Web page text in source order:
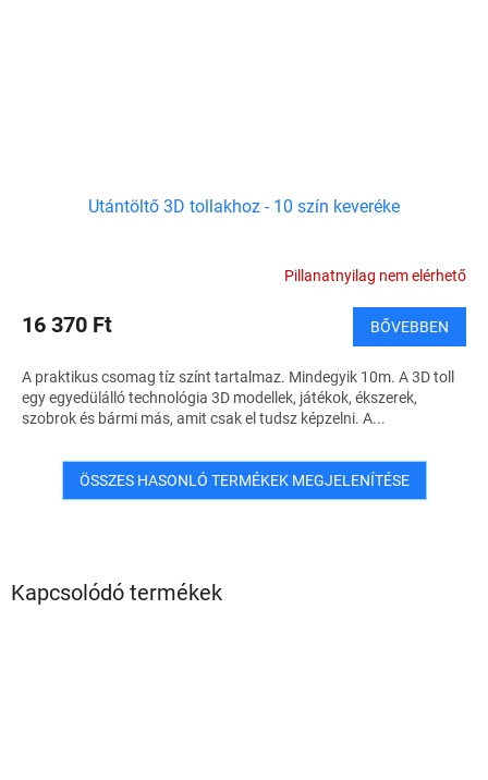
Kapcsolódó termékek
Utántöltő 3D tollakhoz - 10 szín keveréke
Pillanatnyilag nem elérhető
16 370 Ft BŐVEBBEN
A praktikus csomag tíz színt tartalmaz. Mindegyik 10m. A 3D toll
egy egyedülálló technológia 3D modellek, játékok, ékszerek,
szobrok és bármi más, amit csak el tudsz képzelni. A...
ÖSSZES HASONLÓ TERMÉKEK MEGJELENÍTÉSE